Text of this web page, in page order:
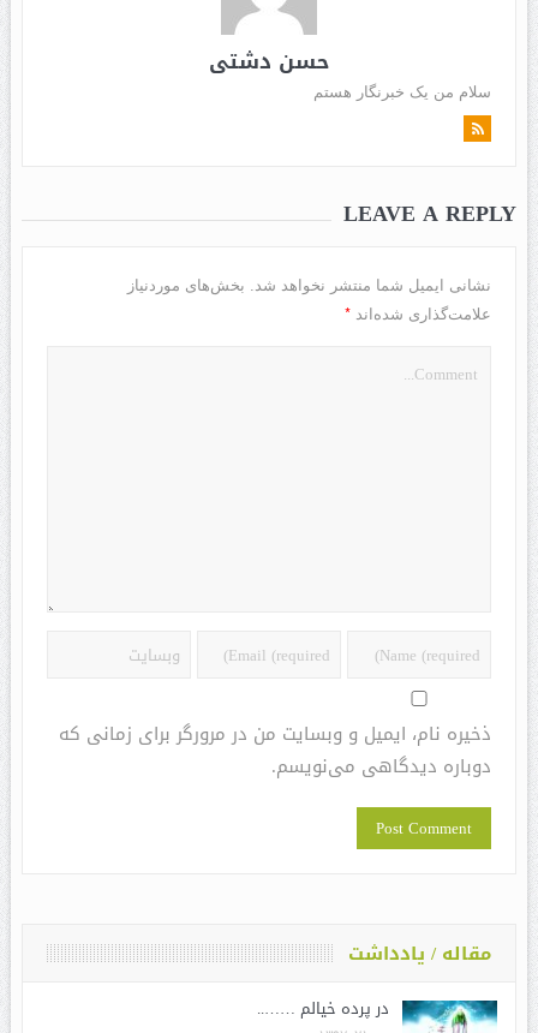
حسن دشتی
سلام من یک خبرنگار هستم
LEAVE A REPLY
نشانی ایمیل شما منتشر نخواهد شد. بخش‌های موردنیاز
علامت‌گذاری شده‌اند *
ذخیره نام، ایمیل و وبسایت من در مرورگر برای زمانی که
دوباره دیدگاهی می‌نویسم.
مقاله / یادداشت
در پرده خیالم ……..